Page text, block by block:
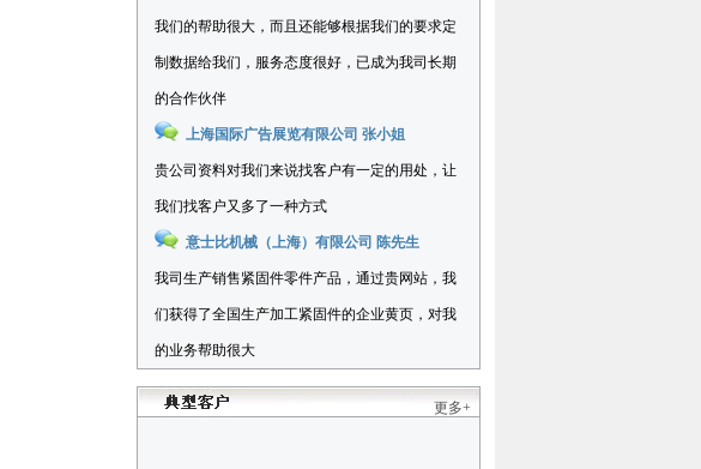
我们的帮助很大，而且还能够根据我们的要求定
制数据给我们，服务态度很好，已成为我司长期
的合作伙伴
上海国际广告展览有限公司 张小姐
贵公司资料对我们来说找客户有一定的用处，让
我们找客户又多了一种方式
意士比机械（上海）有限公司 陈先生
我司生产销售紧固件零件产品，通过贵网站，我
们获得了全国生产加工紧固件的企业黄页，对我
的业务帮助很大
更多+